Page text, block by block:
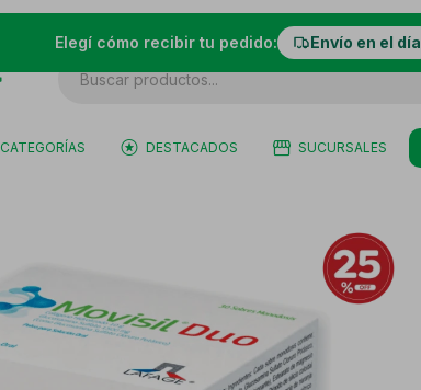
Elegí cómo recibir tu pedido: Envío en el día
CATEGORÍAS DESTACADOS SUCURSALES